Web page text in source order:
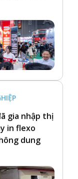
gia nhập thị
in flexo
dung